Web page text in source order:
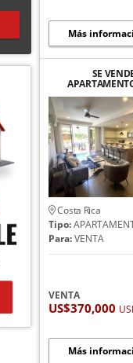
Más
SE
PISCINA
PUNTARENAS,
Costa Rica
Tipo:
Para:VENTA
VENTA
US$370,000
Más